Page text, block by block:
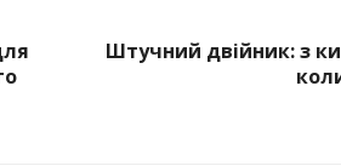
Штучний двійник: з